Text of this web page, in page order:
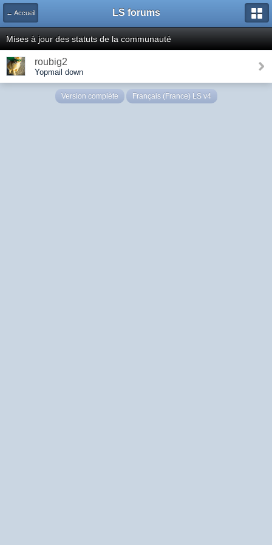
← Accueil LS forums
Mises à jour des statuts de la communauté
roubig2
Yopmail down
Version complète Français (France) LS v4